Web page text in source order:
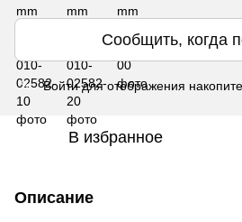
Сообщить, когда
% Войтидля отображения
В избранное
Описание